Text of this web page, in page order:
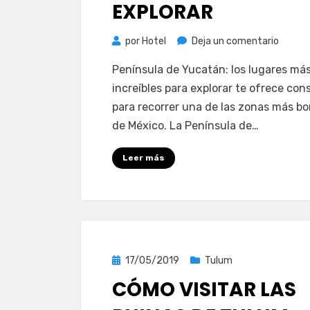
EXPLORAR
por Hotel Deja un comentario
de
los
Península de Yucatán: los lugares
increíbles para explorar te ofrece
para recorrer una de las zonas más
de México. La Península de…
Leer más
Publicada
17/05/2019 Tulum
CÓMO VISITAR LAS